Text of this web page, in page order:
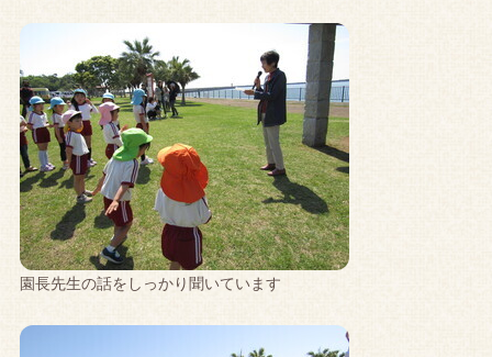
園長先生の話をしっかり聞いています